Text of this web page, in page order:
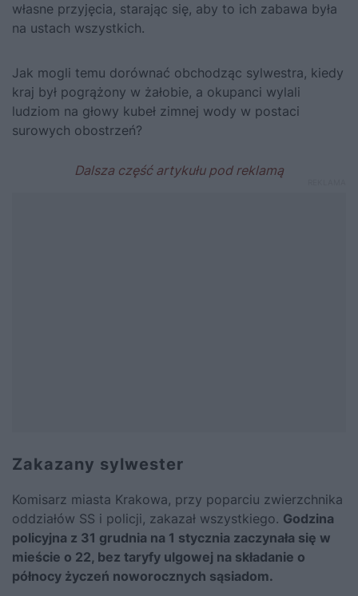
własne przyjęcia, starając się, aby to ich zabawa była
na ustach wszystkich.
Jak mogli temu dorównać obchodząc sylwestra, kiedy
kraj był pogrążony w żałobie, a okupanci wylali
ludziom na głowy kubeł zimnej wody w postaci
surowych obostrzeń?
Zakazany sylwester
Komisarz miasta Krakowa, przy poparciu zwierzchnika
oddziałów SS i policji, zakazał wszystkiego. Godzina
policyjna z 31 grudnia na 1 stycznia zaczynała się w
mieście o 22, bez taryfy ulgowej na składanie o
północy życzeń noworocznych sąsiadom.